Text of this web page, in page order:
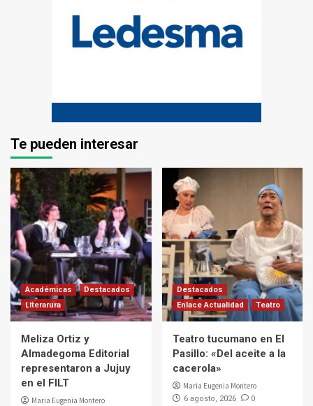
Te pueden interesar
Académicas
Destacados
Literarura
Meliza Ortiz y
Almadegoma Editorial
representaron a Jujuy
en el FILT
Maria Eugenia Montero
Destacados
Enlace Actualidad
Teatro
Teatro tucumano en El
Pasillo: «Del aceite a la
cacerola»
Maria Eugenia Montero
6 agosto, 2026 0